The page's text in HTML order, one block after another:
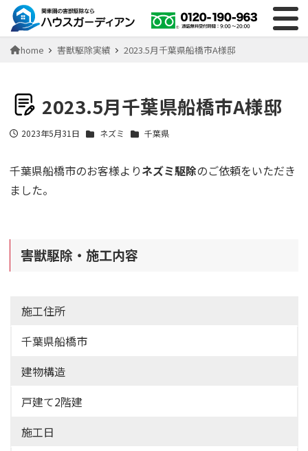
home 害獣駆除実績 2023.5月千葉県船橋市A様邸
2023.5月千葉県船橋市A様邸
投稿日
2023年5月31日 ネズミ 千葉県
千葉県船橋市のお客様よりネズミ駆除のご依頼をいただき
ました。
害獣駆除・施工内容
施工住所
千葉県船橋市
建物構造
戸建て2階建
施工日